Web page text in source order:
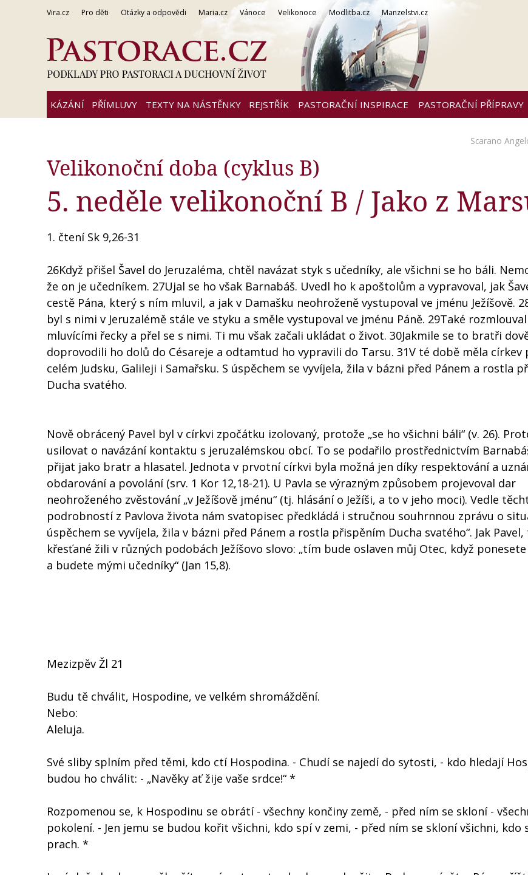
Vira.cz Pro děti Otázky a odpovědi Maria.cz Vánoce Velikonoce Modlitba.cz Manzelstvi.cz
KÁZÁNÍ PŘÍMLUVY TEXTY NA NÁSTĚNKY REJSTŘÍK PASTORAČNÍ INSPIRACE PASTORAČNÍ PŘÍPRAVY
Scarano
Velikonoční doba (cyklus B)
5. neděle velikonoční B / Jako z
1. čtení Sk 9,26-31
26Když přišel Šavel do Jeruzaléma, chtěl navázat styk s učedníky, ale všichni se ho báli.
že on je učedníkem. 27Ujal se ho však Barnabáš. Uvedl ho k apoštolům a vypravoval, jak
cestě Pána, který s ním mluvil, a jak v Damašku neohroženě vystupoval ve jménu Ježíšově.
byl s nimi v Jeruzalémě stále ve styku a směle vystupoval ve jménu Páně. 29Také
mluvícími řecky a přel se s nimi. Ti mu však začali ukládat o život. 30Jakmile se to bratři
doprovodili ho dolů do Césareje a odtamtud ho vypravili do Tarsu. 31V té době měla církev
celém Judsku, Galileji i Samařsku. S úspěchem se vyvíjela, žila v bázni před Pánem a rostla
Ducha svatého.
Nově obrácený Pavel byl v církvi zpočátku izolovaný, protože „se ho všichni báli“ (v. 26).
usilovat o navázání kontaktu s jeruzalémskou obcí. To se podařilo prostřednictvím
přijat jako bratr a hlasatel. Jednota v prvotní církvi byla možná jen díky respektování a
obdarování a povolání (srv. 1 Kor 12,18-21). U Pavla se výrazným způsobem projevoval dar
neohroženého zvěstování „v Ježíšově jménu“ (tj. hlásání o Ježíši, a to v jeho moci). Vedle
podrobností z Pavlova života nám svatopisec předkládá i stručnou souhrnnou zprávu o
úspěchem se vyvíjela, žila v bázni před Pánem a rostla přispěním Ducha svatého“. Jak
křesťané žili v různých podobách Ježíšovo slovo: „tím bude oslaven můj Otec, když
a budete mými učedníky“ (Jan 15,8).
Mezizpěv Žl 21
Budu tě chválit, Hospodine, ve velkém shromáždění.
Nebo:
Aleluja.
Své sliby splním před těmi, kdo ctí Hospodina. - Chudí se najedí do sytosti, - kdo hledají
budou ho chválit: - „Navěky ať žije vaše srdce!“ *
Rozpomenou se, k Hospodinu se obrátí - všechny končiny země, - před ním se skloní -
pokolení. - Jen jemu se budou kořit všichni, kdo spí v zemi, - před ním se skloní všichni, kdo
prach. *